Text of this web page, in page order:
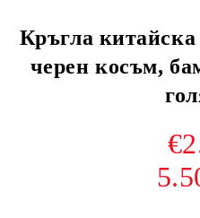
Кръгла китайска
черен косъм,